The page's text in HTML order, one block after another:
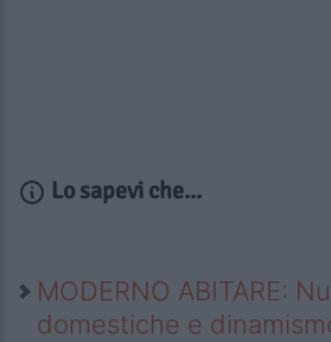
Lo sapevi che...
MODERNO ABITARE:
domestiche e